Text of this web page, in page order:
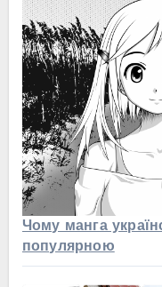
Чому манга
популярною